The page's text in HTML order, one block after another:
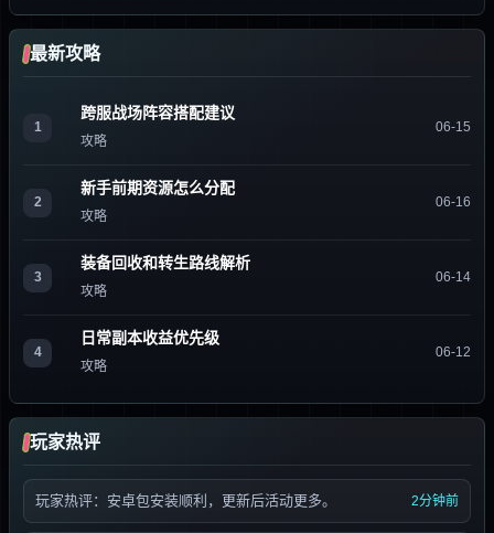
最新攻略
1
跨服战场阵容搭配建议
攻略
06-15
2
新手前期资源怎么分配
攻略
06-16
3
装备回收和转生路线解析
攻略
06-14
4
日常副本收益优先级
攻略
06-12
玩家热评
玩家热评：安卓包安装顺利，更新后活动更多。 2分钟前